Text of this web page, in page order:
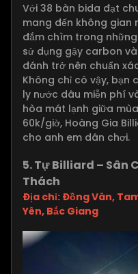
Với 38 bàn bida đạt
mang đến không gian
đắm chìm trong
sử dụng gậy carbon
đánh trở nên chuẩn
Không chỉ có vậy, bạn
ly nước dâu miễn phí
hòa mát lạnh giữa
60k/giờ, Hoàng Gia
cho anh em dân chơi.
5. Tự Billiard – Sân
Thách
Địa chỉ: Đồng Vân,
Yên, Bắc Giang